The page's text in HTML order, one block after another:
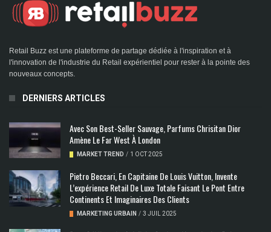
Retail Buzz est une plateforme de partage dédiée à l'inspiration et à
l'innovation de l'industrie du Retail expérientiel pour rester à la pointe des
nouveaux concepts.
DERNIERS ARTICLES
Avec Son Best-Seller Sauvage, Parfums Chrisitan Dior
Amène Le Far West À London
MARKET TREND / 1 OCT 2025
Pietro Beccari, En Capitaine De Louis Vuitton, Invente
L’expérience Retail De Luxe Totale Faisant Le Pont Entre
Continents Et Imaginaires Des Clients
MARKETING URBAIN / 3 JUIL 2025